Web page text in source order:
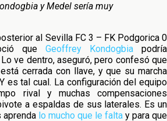
y Medel sería muy
al Sevilla FC 3 – FK Podgorica 0
que Geoffrey Kondogbia podría
ve dentro, aseguró, pero confesó que
cerrada con llave, y que su marcha
es tal cual. La configuración del equipo
rival y muchas compensaciones
a espaldas de sus laterales. Es un
aprenda lo mucho que le falta y para que